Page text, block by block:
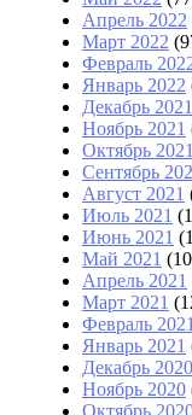
Апрель 2022
Март 2022
Февраль
Январь 2022
Декабрь 2021
Ноябрь 2021
Октябрь 2021
Сентябрь
Август 2021
Июль 2021
Июнь 2021
Май 2021
Апрель 2021
Март 2021
Февраль 2021
Январь 2021
Декабрь 2020
Ноябрь 2020